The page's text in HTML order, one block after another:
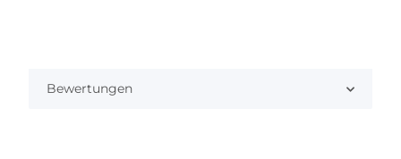
Bewertungen